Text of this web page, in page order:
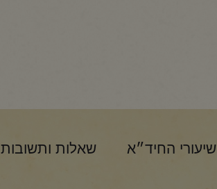
שיעורי החיד״א שאלות ותשובות